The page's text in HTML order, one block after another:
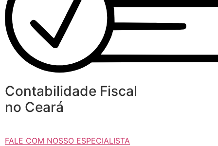
Contabilidade Fiscal
no Ceará
FALE COM NOSSO ESPECIALISTA